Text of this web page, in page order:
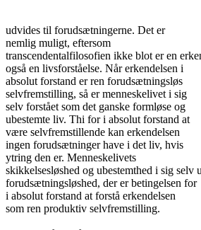
udvides til forudsætningerne. Det er
nemlig muligt, eftersom
transcendentalfilosofien ikke blot er en
også en livsforståelse. Når erkendelsen i
absolut forstand er ren forudsætningsløs
selvfremstilling, så er menneskelivet i sig
selv forstået som det ganske formløse og
ubestemte liv. Thi for i absolut forstand at
være selvfremstillende kan erkendelsen
ingen forudsætninger have i det liv, hvis
ytring den er. Menneskelivets
skikkelsesløshed og ubestemthed i sig selv
forudsætningsløshed, der er betingelsen for
i absolut forstand at forstå erkendelsen
som ren produktiv selvfremstilling.